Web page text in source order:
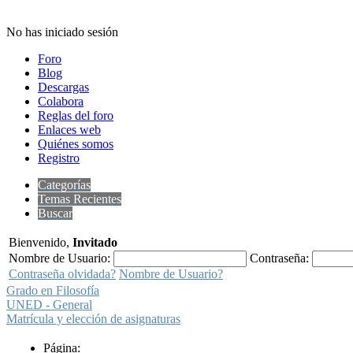
No has iniciado sesión
Foro
Blog
Descargas
Colabora
Reglas del foro
Enlaces web
Quiénes somos
Registro
Categorías
Temas Recientes
Buscar
Bienvenido, Invitado
Nombre de Usuario:
Contraseña:
Contraseña olvidada? Nombre de Usuario?
Grado en Filosofía
UNED - General
Matrícula y elección de asignaturas
Página: